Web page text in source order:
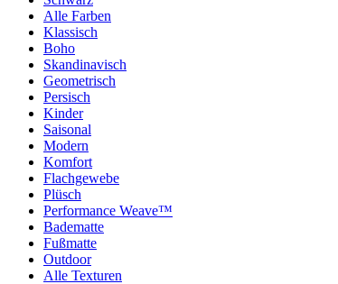
Alle Farben
Klassisch
Boho
Skandinavisch
Geometrisch
Persisch
Kinder
Saisonal
Modern
Komfort
Flachgewebe
Plüsch
Performance Weave™
Badematte
Fußmatte
Outdoor
Alle Texturen